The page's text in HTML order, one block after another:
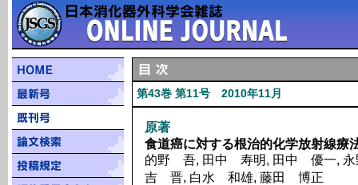
第43巻 第11号 2010年11月
原著
食道癌に対する根治的化学放射線療
的野 吾, 田中 寿明, 田中 優一,
吉 晋, 白水 和雄, 藤田 博正